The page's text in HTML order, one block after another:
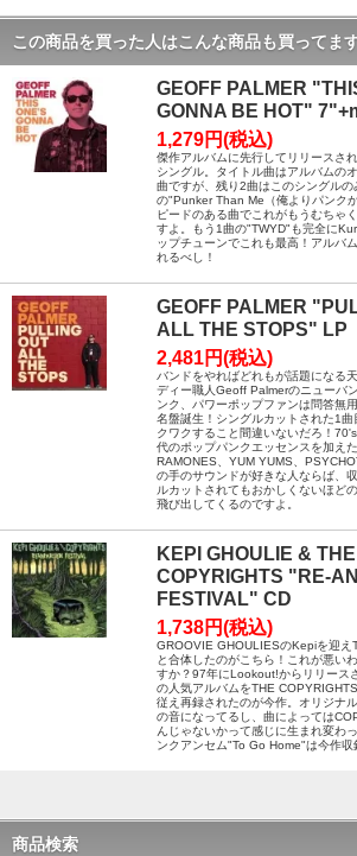
この商品を買った人はこんな商品も買ってま
GEOFF PALMER
GONNA BE HOT"
1,279円(税込)
傑作アルバムに先行してリリースさ
シングル。タイトル曲はアルバムの
曲ですが、残り2曲はこのシングルの
の"Punker Than Me（俺よりパンク
ピードのある曲でこれがもうむちゃ
すよ。もう1曲の"TWYD"も完全に
ップチューンでこれも最高！アルバ
れるべし！
GEOFF PALMER
ALL THE STOPS" LP
2,481円(税込)
バンドをやればどれもが話題になる
ディー職人Geoff Palmerのニューバ
ンク、パワーポップファンは問答無
名盤誕生！シングルカットされた1曲
クワクすること間違いないだろ！
代のポップパンクエッセンスを加え
RAMONES、YUM YUMS、
の手のサウンドが好きな人ならば、
ルカットされてもおかしくないほど
飛び出してくるのですよ。
KEPI GHOULIE & THE
COPYRIGHTS "RE-
FESTIVAL" CD
1,738円(税込)
GROOVIE GHOULIESのKepiを迎え
と合体したのがこちら！これが悪い
すか？97年にLookout!からリリース
の人気アルバムをTHE
従え再録されたのが今作。オリジナ
の音になってるし、曲によっては
んじゃないかって感じに生まれ変わ
ンクアンセム"To Go Home"は今作収
商品検索